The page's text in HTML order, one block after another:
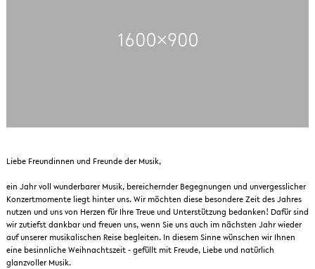
Liebe Freundinnen und Freunde der Musik,
ein Jahr voll wunderbarer Musik, bereichernder Begegnungen und unvergesslicher
Konzertmomente liegt hinter uns. Wir möchten diese besondere Zeit des Jahres
nutzen und uns von Herzen für Ihre Treue und Unterstützung bedanken! Dafür sind
wir zutiefst dankbar und freuen uns, wenn Sie uns auch im nächsten Jahr wieder
auf unserer musikalischen Reise begleiten. In diesem Sinne wünschen wir Ihnen
eine besinnliche Weihnachtszeit - gefüllt mit Freude, Liebe und natürlich
glanzvoller Musik.